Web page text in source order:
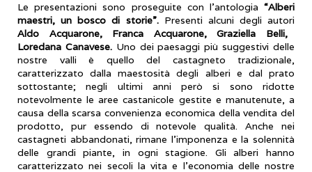
Le presentazioni sono proseguite con l’antologia “Alberi
maestri, un bosco di storie”. Presenti alcuni degli autori
Aldo Acquarone, Franca Acquarone, Graziella Belli,
Loredana Canavese. Uno dei paesaggi più suggestivi delle
nostre valli è quello del castagneto tradizionale,
caratterizzato dalla maestosità degli alberi e dal prato
sottostante; negli ultimi anni però si sono ridotte
notevolmente le aree castanicole gestite e manutenute, a
causa della scarsa convenienza economica della vendita del
prodotto, pur essendo di notevole qualità. Anche nei
castagneti abbandonati, rimane l’imponenza e la solennità
delle grandi piante, in ogni stagione. Gli alberi hanno
caratterizzato nei secoli la vita e l’economia delle nostre